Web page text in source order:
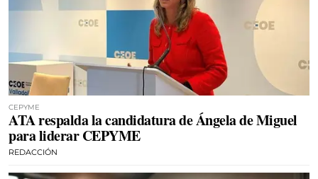
CEPYME
ATA respalda la candidatura de Ángela de Miguel
para liderar CEPYME
REDACCIÓN